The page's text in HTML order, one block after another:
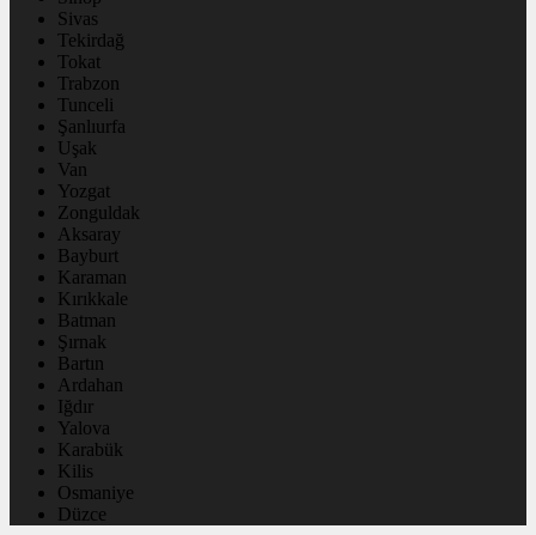
Sivas
Tekirdağ
Tokat
Trabzon
Tunceli
Şanlıurfa
Uşak
Van
Yozgat
Zonguldak
Aksaray
Bayburt
Karaman
Kırıkkale
Batman
Şırnak
Bartın
Ardahan
Iğdır
Yalova
Karabük
Kilis
Osmaniye
Düzce